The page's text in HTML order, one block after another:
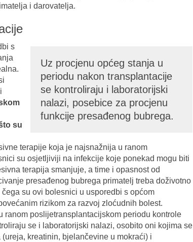
i darovatelja.
Uz procjenu općeg stanja u
periodu nakon transplantacije
se kontroliraju i laboratorijski
nalazi, posebice za procjenu
funkcije presađenog bubrega.
s
su
terapije koja je najsnažnija u ranom
su osjetljiviji na infekcije koje ponekad mogu biti
terapija smanjuje, a time i opasnost od
presađenog bubrega primatelj treba doživotno
čega su ovi bolesnici u usporedbi s općom
rizikom za razvoj zloćudnih bolest.
ranom poslijetransplantacijskom periodu kontrole
se i laboratorijski nalazi, osobito oni kojima se
kreatinin, bjelančevine u mokraći) i